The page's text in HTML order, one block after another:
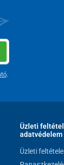
.
Üzleti
adatvédelem
Üzleti